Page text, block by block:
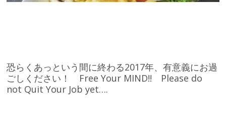
恐らくあっという間に終わる2017年、有意義にお過
ごしください！ Free Your MIND!! Please do
not Quit Your Job yet….